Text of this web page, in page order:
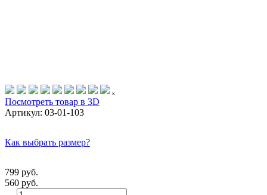
ₓ
Посмотреть товар в 3D
Артикул: 03-01-103
Как выбрать размер?
799 руб.
560 руб.